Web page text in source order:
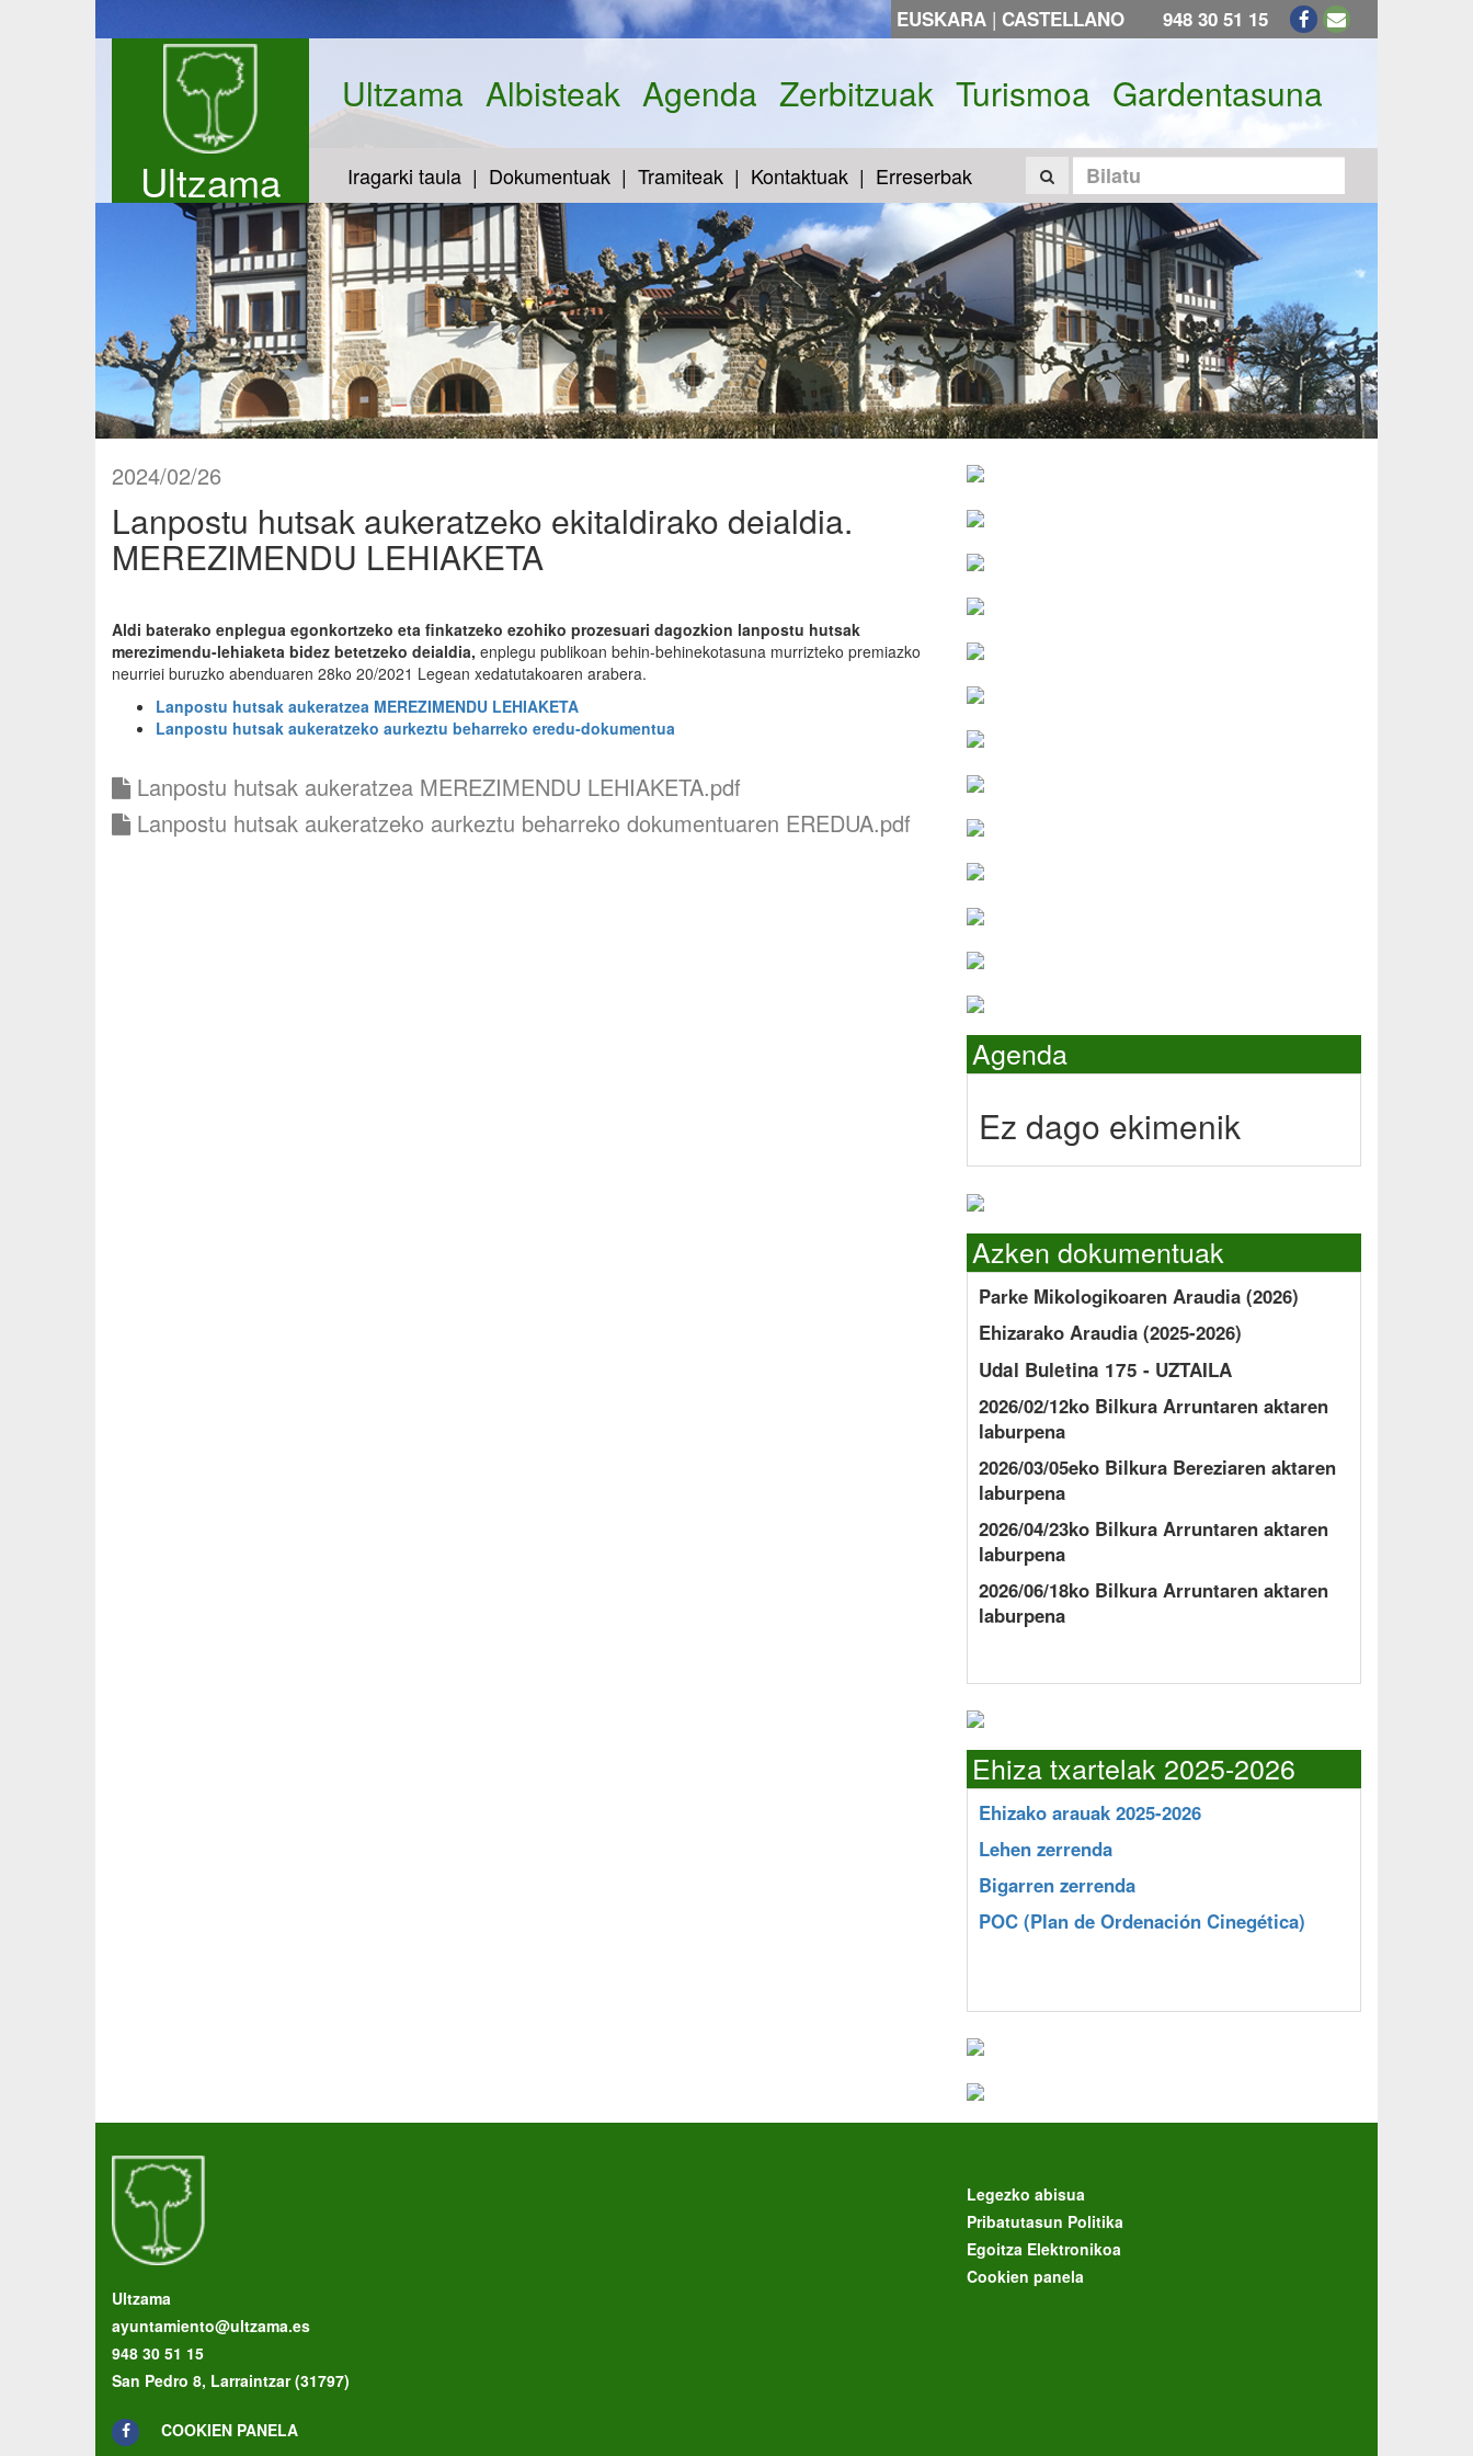
EUSKARA | CASTELLANO 948 30 51 15
Ultzama
Ultzama Albisteak Agenda Zerbitzuak Turismoa Gardentasuna
Iragarki taula Dokumentuak Tramiteak Kontaktuak Erreserbak
2024/02/26
Lanpostu hutsak aukeratzeko ekitaldirako deialdia.
MEREZIMENDU LEHIAKETA
Aldi baterako enplegua egonkortzeko eta finkatzeko ezohiko prozesuari dagozkion lanpostu hutsak
merezimendu-lehiaketa bidez betetzeko deialdia, enplegu publikoan behin-behinekotasuna murrizteko premiazko
neurriei buruzko abenduaren 28ko 20/2021 Legean xedatutakoaren arabera.
Lanpostu hutsak aukeratzea MEREZIMENDU LEHIAKETA
Lanpostu hutsak aukeratzeko aurkeztu beharreko eredu-dokumentua
Lanpostu hutsak aukeratzea MEREZIMENDU LEHIAKETA.pdf
Lanpostu hutsak aukeratzeko aurkeztu beharreko dokumentuaren EREDUA.pdf
Agenda
Ez dago ekimenik
Azken dokumentuak
Parke Mikologikoaren Araudia (2026)
Ehizarako Araudia (2025-2026)
Udal Buletina 175 - UZTAILA
2026/02/12ko Bilkura Arruntaren aktaren
laburpena
2026/03/05eko Bilkura Bereziaren aktaren
laburpena
2026/04/23ko Bilkura Arruntaren aktaren
laburpena
2026/06/18ko Bilkura Arruntaren aktaren
laburpena
Ehiza txartelak 2025-2026
Ehizako arauak 2025-2026
Lehen zerrenda
Bigarren zerrenda
POC (Plan de Ordenación Cinegética)
Ultzama
ayuntamiento@ultzama.es
948 30 51 15
San Pedro 8, Larraintzar (31797)
COOKIEN PANELA
Legezko abisua
Pribatutasun Politika
Egoitza Elektronikoa
Cookien panela